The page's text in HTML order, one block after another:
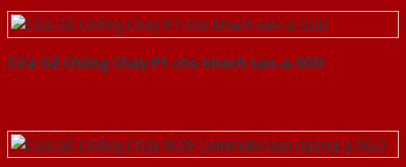
Cửa Gỗ Chống Cháy P1 cho khach san-a-SGD